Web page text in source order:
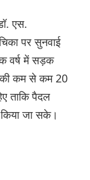
एस.
पर सुनवाई
वर्ष में सड़क
की कम से कम 20
ताकि पैदल
जा सके।